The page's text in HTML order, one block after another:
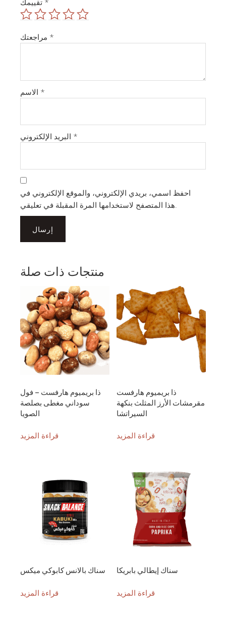
*
*
*
احفظ اسمي، بريدي الإلكتروني، والموقع الإلكتروني في
منتجات ذات صلة
ذا بريميوم هارفست – فول
سوداني مغطى بصلصة
الصويا
قراءة المزيد
ذا بريميوم هارفست
مقرمشات الأرز المثلث بنكهة
السيراتشا
قراءة المزيد
سناك بالانس كابوكي ميكس
قراءة المزيد
سناك إيطالي بابريكا
قراءة المزيد